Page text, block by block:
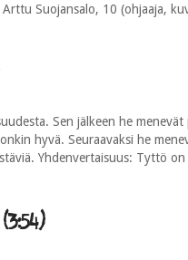
Suojansalo, 10 (ohjaaja,
Sen jälkeen he
hyvä. Seuraavaksi he
Yhdenvertaisuus: Tyttö on